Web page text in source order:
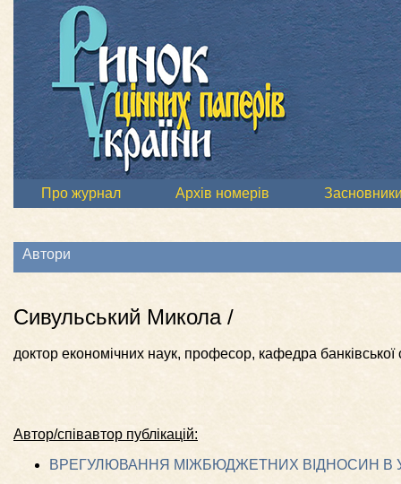
Про журнал Архів номерів
Автори
Сивульський Микола /
доктор економічних наук, професор, кафедра
Автор/співавтор публікацій:
ВРЕГУЛЮВАННЯ МІЖБЮДЖЕТНИХ ВІДНОСИН В